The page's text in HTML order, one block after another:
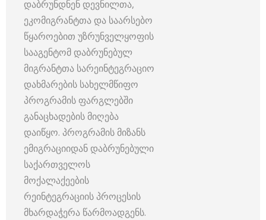
დაბრუნდნენ დევნილთა,
ეკომიგრანტთა და საარსებო
წყაროებით უზრუნველყოფის
სააგენტომ დაბრუნებულ
მიგრანტთა სარეინტეგრაციო
დახმარების სახელმწიფო
პროგრამის ფარგლებში
განაცხადების მიღება
დაიწყო. პროგრამის მიზანს
ემიგრაციიდან დაბრუნებული
საქართველოს
მოქალაქეების
რეინტეგრაციის პროცესის
მხარდაჭერა წარმოადგენს.